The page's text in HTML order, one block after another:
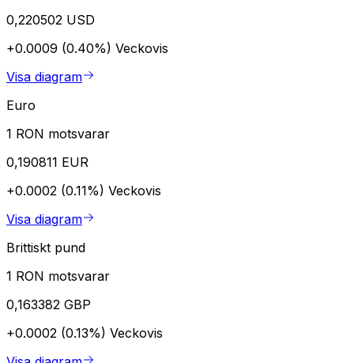
0,220502 USD
+0.0009 (0.40%) Veckovis
Visa diagram
Euro
1 RON motsvarar
0,190811 EUR
+0.0002 (0.11%) Veckovis
Visa diagram
Brittiskt pund
1 RON motsvarar
0,163382 GBP
+0.0002 (0.13%) Veckovis